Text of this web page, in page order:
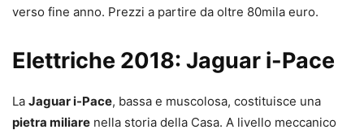
verso fine anno. Prezzi a partire da oltre 80mila euro.
Elettriche 2018: Jaguar i-Pace
La Jaguar i-Pace, bassa e muscolosa, costituisce una
pietra miliare nella storia della Casa. A livello meccanico